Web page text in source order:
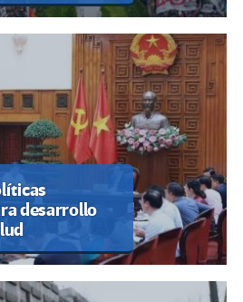
desarrollo